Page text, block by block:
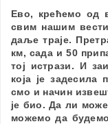
Ево, крећемо од
свим нашим
даље траје.
км, сада и 50
тој истрази. И
која је
смо и начин
је био. Да ли
можемо да